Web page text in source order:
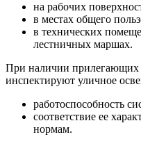
на рабочих
в местах общего
в технических
лестничных маршах.
При наличии прилегающих
инспектируют уличное
работоспособность
соответствие ее
нормам.